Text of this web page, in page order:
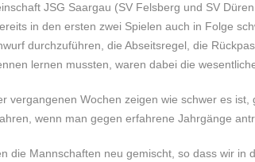
JSG Saargau (SV Felsberg und SV
in den ersten zwei Spielen auch in Folge
durchzuführen, die Abseitsregel, die
lernen mussten, waren dabei die
vergangenen Wochen zeigen wie schwer es
wenn man gegen erfahrene Jahrgänge
die Mannschaften neu gemischt, so dass wir in